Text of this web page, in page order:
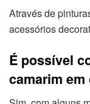
Através de
acessórios
É possível
camarim em